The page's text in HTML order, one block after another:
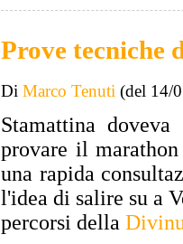
Prove tecniche
Di Marco Tenuti (del 14/
Stamattina
provare il
una rapida
l'idea di salire su a
percorsi della